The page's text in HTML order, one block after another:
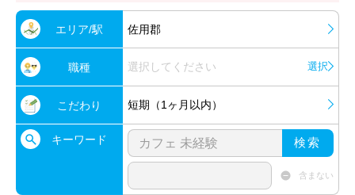
エリア/駅 佐用郡
職種 選択してください 選択
こだわり 短期（1ヶ月以内）
キーワード 検索
含まない